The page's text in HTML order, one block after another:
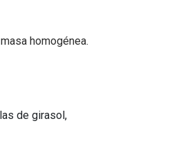
homogénea.
de girasol,